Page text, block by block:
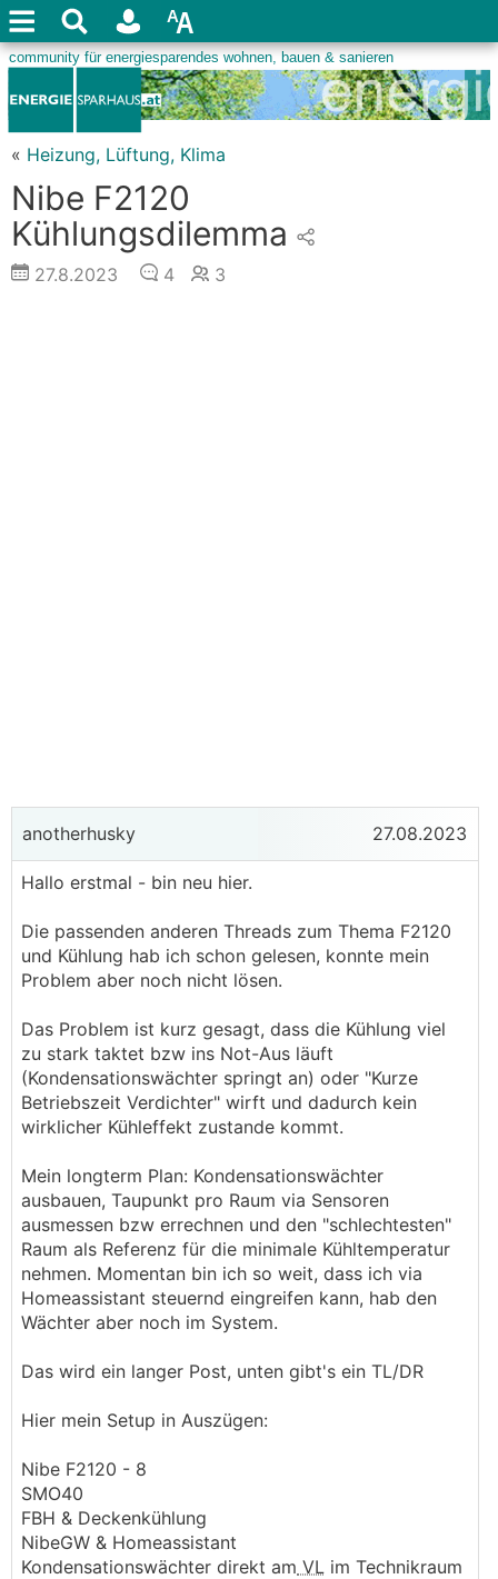
« Heizung, Lüftung, Klima
Nibe F2120
Kühlungsdilemma
27.8.2023 4 3
anotherhusky 27.08.2023
Hallo erstmal - bin neu hier.
Die passenden anderen Threads zum Thema F2120
und Kühlung hab ich schon gelesen, konnte mein
Problem aber noch nicht lösen.
Das Problem ist kurz gesagt, dass die Kühlung viel
zu stark taktet bzw ins Not-Aus läuft
(Kondensationswächter springt an) oder "Kurze
Betriebszeit Verdichter" wirft und dadurch kein
wirklicher Kühleffekt zustande kommt.
Mein longterm Plan: Kondensationswächter
ausbauen, Taupunkt pro Raum via Sensoren
ausmessen bzw errechnen und den "schlechtesten"
Raum als Referenz für die minimale Kühltemperatur
nehmen. Momentan bin ich so weit, dass ich via
Homeassistant steuernd eingreifen kann, hab den
Wächter aber noch im System.
Das wird ein langer Post, unten gibt's ein TL/DR
Hier mein Setup in Auszügen:
Nibe F2120 - 8
SMO40
FBH & Deckenkühlung
NibeGW & Homeassistant
Kondensationswächter direkt am VL im Technikraum